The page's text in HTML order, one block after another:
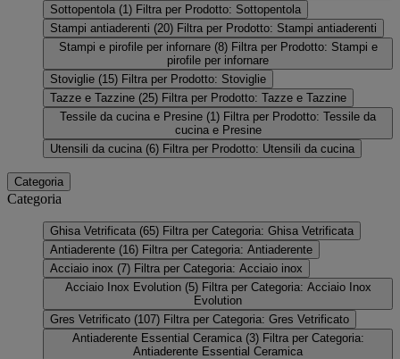
Sottopentola (1) Filtra per Prodotto: Sottopentola
Stampi antiaderenti (20) Filtra per Prodotto: Stampi antiaderenti
Stampi e pirofile per infornare (8) Filtra per Prodotto: Stampi e
pirofile per infornare
Stoviglie (15) Filtra per Prodotto: Stoviglie
Tazze e Tazzine (25) Filtra per Prodotto: Tazze e Tazzine
Tessile da cucina e Presine (1) Filtra per Prodotto: Tessile da
cucina e Presine
Utensili da cucina (6) Filtra per Prodotto: Utensili da cucina
Categoria
Categoria
Ghisa Vetrificata (65) Filtra per Categoria: Ghisa Vetrificata
Antiaderente (16) Filtra per Categoria: Antiaderente
Acciaio inox (7) Filtra per Categoria: Acciaio inox
Acciaio Inox Evolution (5) Filtra per Categoria: Acciaio Inox
Evolution
Gres Vetrificato (107) Filtra per Categoria: Gres Vetrificato
Antiaderente Essential Ceramica (3) Filtra per Categoria:
Antiaderente Essential Ceramica